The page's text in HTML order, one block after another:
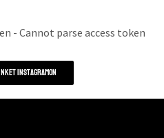
- Cannot parse access token
instagramon